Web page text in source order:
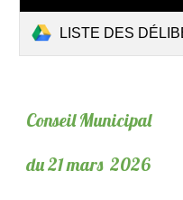
LISTE DES DÉLIBÉRATIONS
Conseil Municipal
du 21 mars 2026